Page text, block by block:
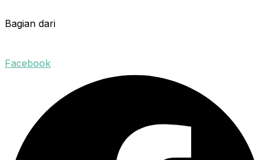
Bagian dari
Facebook